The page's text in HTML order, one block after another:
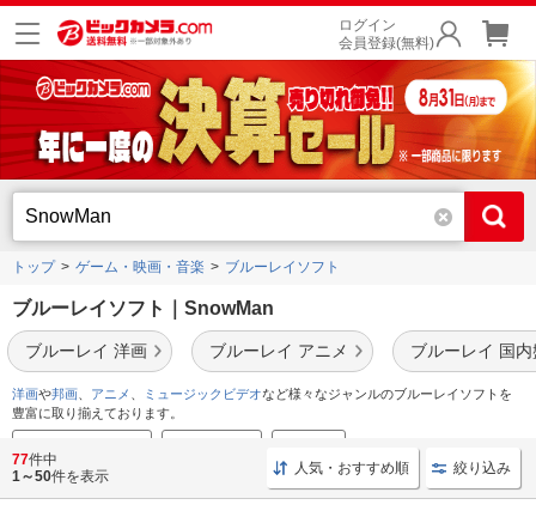
ログイン
会員登録(無料)
トップ ゲーム・映画・音楽 ブルーレイソフト
ブルーレイソフト｜SnowMan
ブルーレイ 洋画 ブルーレイ アニメ ブルーレイ 国内
洋画や邦画 アニメ ミュージックビデオなど様々なジャンルのブルーレイソフトを
豊富に取り揃えております。
映像音楽セール情報
77件中
1～50件を表示 人気・おすすめ順 絞り込み